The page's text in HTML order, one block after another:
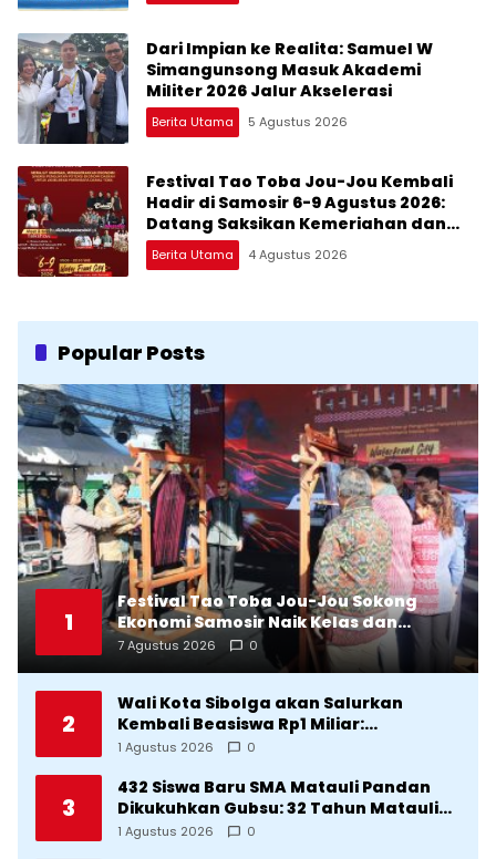
Dari Impian ke Realita: Samuel W
Simangunsong Masuk Akademi
Militer 2026 Jalur Akselerasi
Berita Utama 5 Agustus 2026
Festival Tao Toba Jou-Jou Kembali
Hadir di Samosir 6-9 Agustus 2026:
Datang Saksikan Kemeriahan dan
Raih Peluangnya
Berita Utama 4 Agustus 2026
Popular Posts
1
Festival Tao Toba Jou-Jou Sokong
Ekonomi Samosir Naik Kelas dan
Pariwisata Menjadi Sumber
Pertumbuhan Ekonomi Baru
7 Agustus 2026 0
2
Wali Kota Sibolga akan Salurkan
Kembali Beasiswa Rp1 Miliar:
Diproritaskan Mahasiswa Korban
1 Agustus 2026 0
3
432 Siswa Baru SMA Matauli Pandan
Dikukuhkan Gubsu: 32 Tahun Matauli
Cetak SDM Unggul
1 Agustus 2026 0